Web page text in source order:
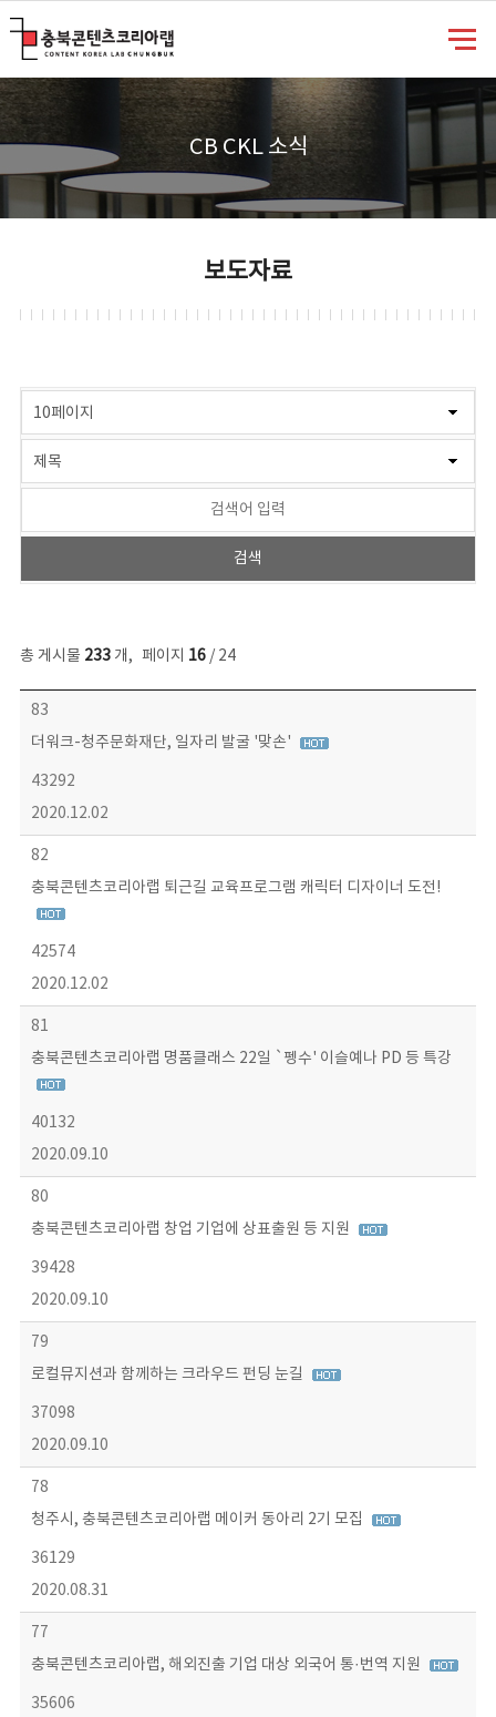
CB CKL 소식
보도자료
총 게시물 233개, 페이지 16/ 24
보도자료 목록 - 번호, 제목, 작성자, 파일, 조회수, 작성일 정보 제공
83
더워크-청주문화재단, 일자리 발굴 '맞손'
43292
2020.12.02
82
충북콘텐츠코리아랩 퇴근길 교육프로그램 캐릭터 디자이너 도전!
42574
2020.12.02
81
충북콘텐츠코리아랩 명품클래스 22일 `펭수' 이슬예나 PD 등 특강
40132
2020.09.10
80
충북콘텐츠코리아랩 창업 기업에 상표출원 등 지원
39428
2020.09.10
79
로컬뮤지션과 함께하는 크라우드 펀딩 눈길
37098
2020.09.10
78
청주시, 충북콘텐츠코리아랩 메이커 동아리 2기 모집
36129
2020.08.31
77
충북콘텐츠코리아랩, 해외진출 기업 대상 외국어 통·번역 지원
35606